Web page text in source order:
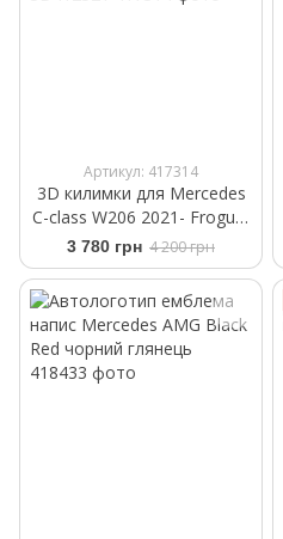
Артикул: 417314
3D килимки для Mercedes
C-class W206 2021- Frogum
Proline 3D412521
3 780 грн 4 200 грн